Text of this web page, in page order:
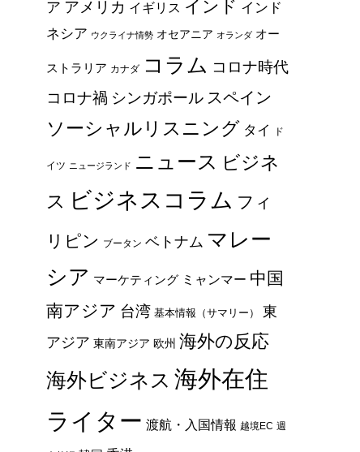
ア アメリカ イギリス インド インド
ネシア ウクライナ情勢 オセアニア オランダ オー
ストラリア カナダ コラム コロナ時代
コロナ禍 シンガポール スペイン
ソーシャルリスニング タイ ド
イツ ニュージランド ニュース ビジネ
ス ビジネスコラム フィ
リピン ブータン ベトナム マレー
シア マーケティング ミャンマー 中国
南アジア 台湾 基本情報（サマリー）
東
アジア 東南アジア 欧州 海外の反応
海外ビジネス 海外在住
ライター 渡航・入国情報 越境EC 週